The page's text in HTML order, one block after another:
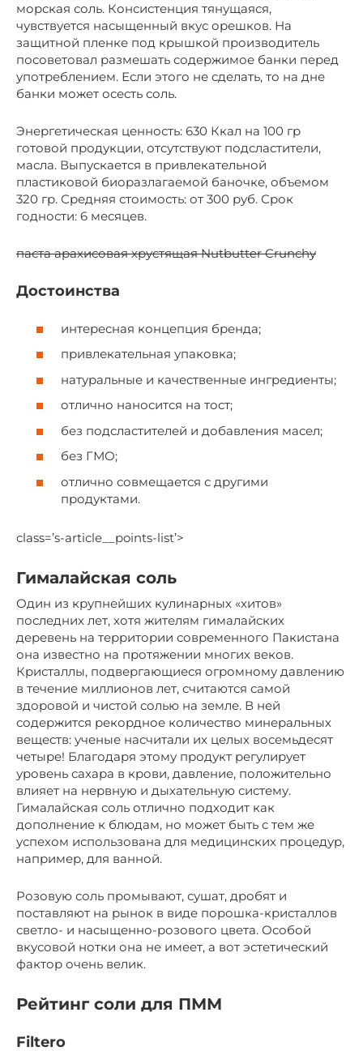
морская соль. Консистенция тянущаяся,
чувствуется насыщенный вкус орешков. На
защитной пленке под крышкой производитель
посоветовал размешать содержимое банки перед
употреблением. Если этого не сделать, то на дне
банки может осесть соль.
Энергетическая ценность: 630 Ккал на 100 гр
готовой продукции, отсутствуют подсластители,
масла. Выпускается в привлекательной
пластиковой биоразлагаемой баночке, объемом
320 гр. Средняя стоимость: от 300 руб. Срок
годности: 6 месяцев.
паста арахисовая хрустящая Nutbutter Crunchy
Достоинства
интересная концепция бренда;
привлекательная упаковка;
натуральные и качественные ингредиенты;
отлично наносится на тост;
без подсластителей и добавления масел;
без ГМО;
отлично совмещается с другими
продуктами.
class=’s-article__points-list’>
Гималайская соль
Один из крупнейших кулинарных «хитов»
последних лет, хотя жителям гималайских
деревень на территории современного Пакистана
она известно на протяжении многих веков.
Кристаллы, подвергающиеся огромному давлению
в течение миллионов лет, считаются самой
здоровой и чистой солью на земле. В ней
содержится рекордное количество минеральных
веществ: ученые насчитали их целых восемьдесят
четыре! Благодаря этому продукт регулирует
уровень сахара в крови, давление, положительно
влияет на нервную и дыхательную систему.
Гималайская соль отлично подходит как
дополнение к блюдам, но может быть с тем же
успехом использована для медицинских процедур,
например, для ванной.
Розовую соль промывают, сушат, дробят и
поставляют на рынок в виде порошка-кристаллов
светло- и насыщенно-розового цвета. Особой
вкусовой нотки она не имеет, а вот эстетический
фактор очень велик.
Рейтинг соли для ПММ
Filtero